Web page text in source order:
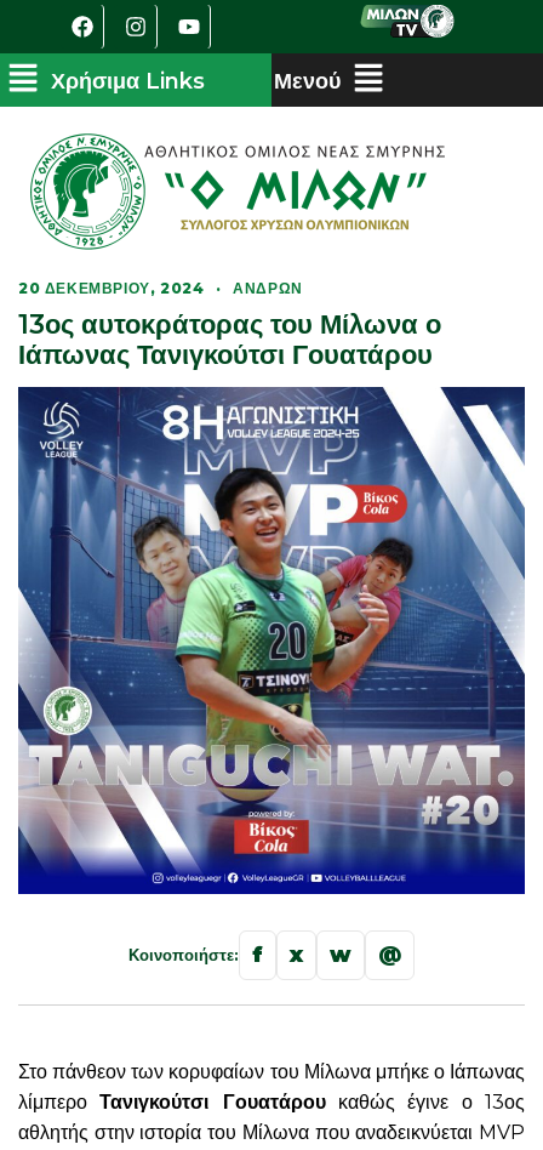
20 ΔΕΚΕΜΒΡΊΟΥ, 2024 · ΑΝΔΡΏΝ
13ος αυτοκράτορας του Μίλωνα ο
Ιάπωνας Τανιγκούτσι Γουατάρου
Κοινοποιήστε: f x w @
Στο πάνθεον των κορυφαίων του Μίλωνα μπήκε ο Ιάπωνας
λίμπεροΤανιγκούτσι Γουατάρουκαθώς έγινε ο 13ος
αθλητής στην ιστορία του Μίλωνα που αναδεικνύεται MVP